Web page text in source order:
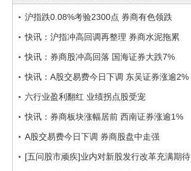
沪指跌0.08%考验2300点 券商有色领跌
快讯：沪指冲高回调再整理 券商水泥拖累
快讯：券商股冲高回落 国海证券大跌7%
快讯：A股交易费今日下调 东吴证券涨逾2%
六行业盈利翻红 业绩拐点股受宠
快讯：券商板块涨幅居前 西南证券涨逾1%
A股交易费今日下调 券商股盘中走强
[五问股市顽疾]业内对新股发行改革充满期待